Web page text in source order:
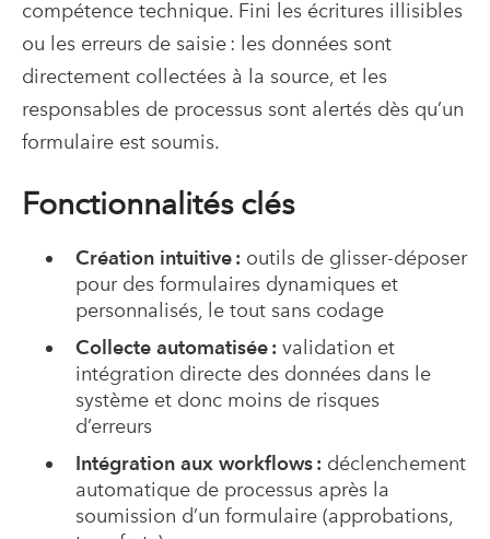
compétence technique. Fini les écritures illisibles
ou les erreurs de saisie : les données sont
directement collectées à la source, et les
responsables de processus sont alertés dès qu’un
formulaire est soumis.
Fonctionnalités clés
Création intuitive : outils de glisser-déposer
pour des formulaires dynamiques et
personnalisés, le tout sans codage
Collecte automatisée : validation et
intégration directe des données dans le
système et donc moins de risques
d’erreurs
Intégration aux workflows : déclenchement
automatique de processus après la
soumission d’un formulaire (approbations,